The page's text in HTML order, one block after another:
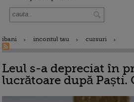
ibani incontul tau cursuri
Leul s-a depreciat în
lucrătoare după Paști.